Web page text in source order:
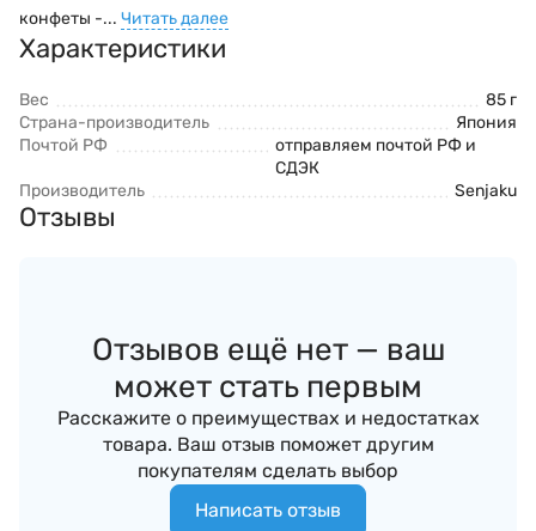
конфеты -... Читать далее
Характеристики
Вес
85 г
Страна-производитель
Япония
Почтой РФ
отправляем почтой РФ и
СДЭК
Производитель
Senjaku
Отзывы
Отзывов ещё нет — ваш
может стать первым
Расскажите о преимуществах и недостатках
товара. Ваш отзыв поможет другим
покупателям сделать выбор
Написать отзыв